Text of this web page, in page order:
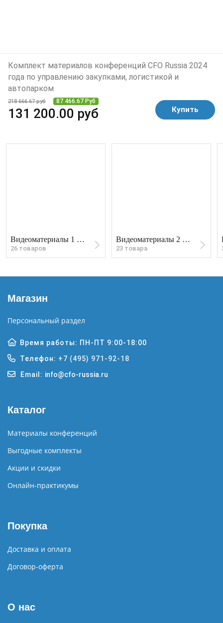
Комплект материалов конференций CFO Russia 2024
года по управлению закупками, логистикой и
автопарком
218 666.67 руб 87 466.67 Руб
131 200.00 руб Купить
Видеоматериалы 1 полугодие 2024
26 товаров
Видеоматериалы 2 полугодие 2024 года
23 товара
Магазин
Персональный раздел
Время работы: ПН-ПТ 9:00-18:00
Телефон: +7 (495) 971-92-18
Email: info@cfo-russia.ru
Каталог
Материалы конференций
Выгодные комплекты
Акции и скидки
Онлайн-практикумы
Покупка
Доставка и оплата
Договор-оферта
О нас